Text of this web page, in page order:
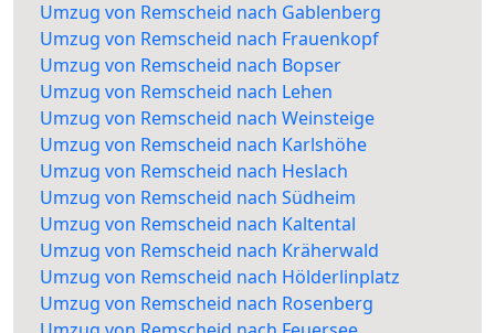
Umzug von Remscheid nach Gablenberg
Umzug von Remscheid nach Frauenkopf
Umzug von Remscheid nach Bopser
Umzug von Remscheid nach Lehen
Umzug von Remscheid nach Weinsteige
Umzug von Remscheid nach Karlshöhe
Umzug von Remscheid nach Heslach
Umzug von Remscheid nach Südheim
Umzug von Remscheid nach Kaltental
Umzug von Remscheid nach Kräherwald
Umzug von Remscheid nach Hölderlinplatz
Umzug von Remscheid nach Rosenberg